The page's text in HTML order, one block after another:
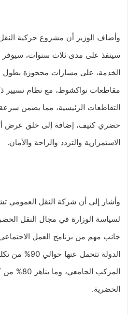
وأضاف الوزير أن مشروع حركية
سينفذ على مدى ثلاث سنوات، سيوفر
مقاطعات نواكشوط، مع نظام تسيير
التقاطعات الرئيسية، مما يضمن
حضري كثيف، إضافة إلى خلق عرض
الاستمرارية والتردد والراحة والأمان.
وأشار إلى أن شركة النقل العمومي
لسياسة الوزارة في مجال النقل
جانب مهم من برنامج العمل
الدولة تتحمل
المركب
الحضرية.